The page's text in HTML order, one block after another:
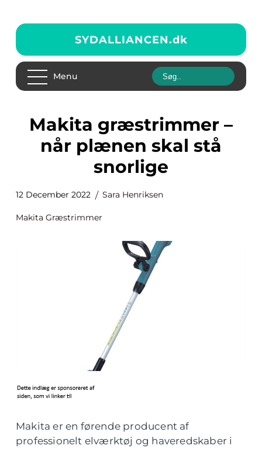
SYDALLIANCEN.dk
Menu
Makita græstrimmer –
når plænen skal stå
snorlige
12 December 2022 Sara Henriksen
Makita Græstrimmer
Makita er en førende producent af
professionelt elværktøj og haveredskaber i